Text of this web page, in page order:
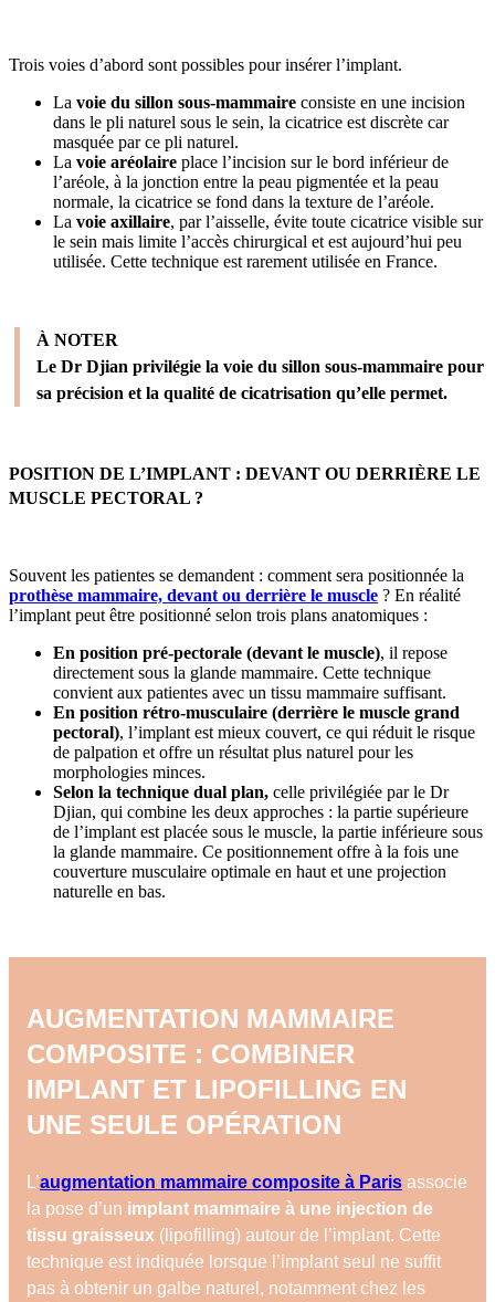
Trois voies d’abord sont possibles pour insérer l’implant.
La voie du sillon sous-mammaire consiste en une incision
dans le pli naturel sous le sein, la cicatrice est discrète car
masquée par ce pli naturel.
La voie aréolaire place l’incision sur le bord inférieur de
l’aréole, à la jonction entre la peau pigmentée et la peau
normale, la cicatrice se fond dans la texture de l’aréole.
La voie axillaire, par l’aisselle, évite toute cicatrice visible sur
le sein mais limite l’accès chirurgical et est aujourd’hui peu
utilisée. Cette technique est rarement utilisée en France.
À NOTER
Le Dr Djian privilégie la voie du sillon sous-mammaire pour
sa précision et la qualité de cicatrisation qu’elle permet.
POSITION DE L’IMPLANT : DEVANT OU DERRIÈRE LE
MUSCLE PECTORAL ?
Souvent les patientes se demandent : comment sera positionnée la
prothèse mammaire, devant ou derrière le muscle ? En réalité
l’implant peut être positionné selon trois plans anatomiques :
En position pré-pectorale (devant le muscle), il repose
directement sous la glande mammaire. Cette technique
convient aux patientes avec un tissu mammaire suffisant.
En position rétro-musculaire (derrière le muscle grand
pectoral), l’implant est mieux couvert, ce qui réduit le risque
de palpation et offre un résultat plus naturel pour les
morphologies minces.
Selon la technique dual plan, celle privilégiée par le Dr
Djian, qui combine les deux approches : la partie supérieure
de l’implant est placée sous le muscle, la partie inférieure sous
la glande mammaire. Ce positionnement offre à la fois une
couverture musculaire optimale en haut et une projection
naturelle en bas.
AUGMENTATION MAMMAIRE
COMPOSITE : COMBINER
IMPLANT ET LIPOFILLING EN
UNE SEULE OPÉRATION
L’augmentation mammaire composite à Paris associe
la pose d’un implant mammaire à une injection de
tissu graisseux (lipofilling) autour de l’implant. Cette
technique est indiquée lorsque l’implant seul ne suffit
pas à obtenir un galbe naturel, notamment chez les